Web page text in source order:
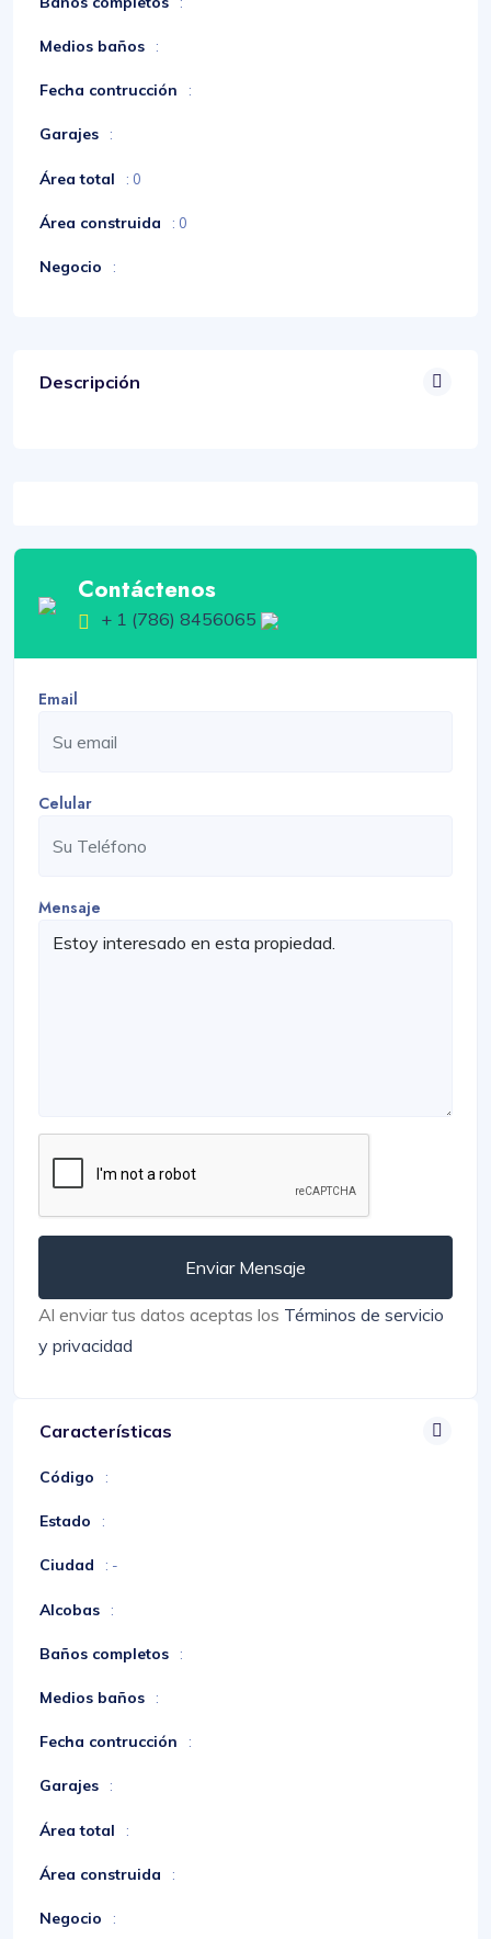
Medios baños :
Fecha contrucción :
Garajes :
Área total : 0
Área construida : 0
Negocio :
Descripción
Contáctenos
+ 1 (786) 8456065
Email
Celular
Mensaje
Enviar Mensaje
Al enviar tus datos aceptas los Términos de servicio
y privacidad
Características
Código :
Estado :
Ciudad : -
Alcobas :
Baños completos :
Medios baños :
Fecha contrucción :
Garajes :
Área total :
Área construida :
Negocio :